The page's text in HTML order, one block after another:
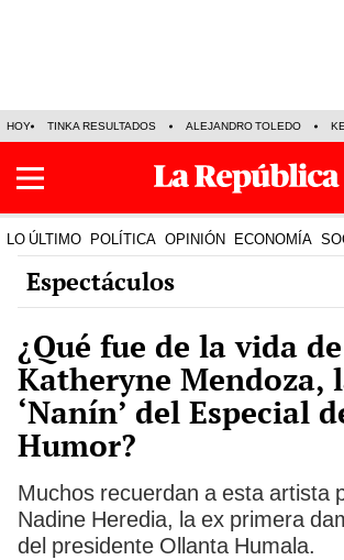
HOY TINKA RESULTADOS ALEJANDRO TOLEDO
LO ÚLTIMO POLÍTICA OPINIÓN ECONOMÍA
Espectáculos
¿Qué fue de la vida de
Katheryne Mendoza,
‘Nanín’ del Especial
Humor?
Muchos recuerdan a esta artista
Nadine Heredia, la ex primera
del presidente Ollanta Humala.